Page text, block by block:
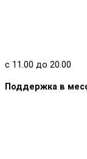
с 11.00 до 20.00
Поддержка в